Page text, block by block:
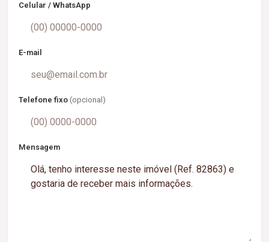
Celular / WhatsApp
E-mail
Telefone fixo (opcional)
Mensagem